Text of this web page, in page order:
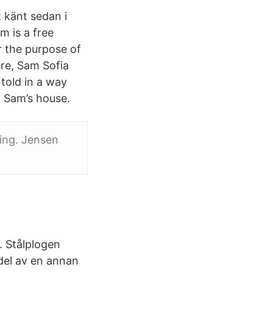
sedan i
is a free
the purpose of
Sam Sofia
in a way
house.
Jensen
Stålplogen
av en annan